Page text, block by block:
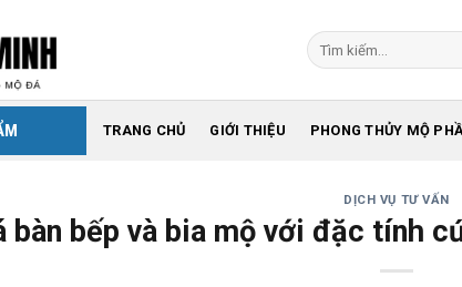
TRANG CHỦ GIỚI THIỆU PHONG THỦY MỘ
DỊCH VỤ TƯ VẤN
bàn bếp và bia mộ với đặc tính